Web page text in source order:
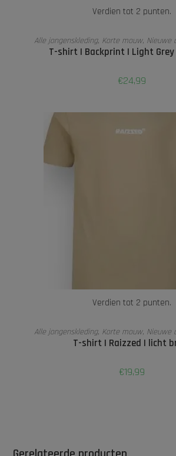
Verdien tot 2 punten.
OPTIES SELECTEREN
Alle jongenskleding, Korte mouw, Nieuwe
T-shirt | Backprint | Light Grey
€24,99
Verdien tot 2 punten.
OPTIES SELECTEREN
Alle jongenskleding, Korte mouw, Nieuwe
T-shirt | Raizzed | licht
€19,99